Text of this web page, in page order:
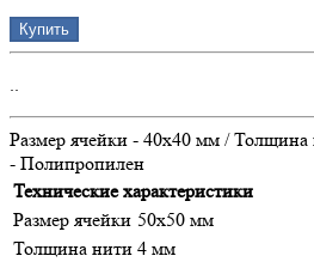
Купить
..
Размер ячейки - 40х40 мм /
- Полипропилен
Технические характеристики
Размер ячейки 50х50 мм
Толщина нити 4 мм